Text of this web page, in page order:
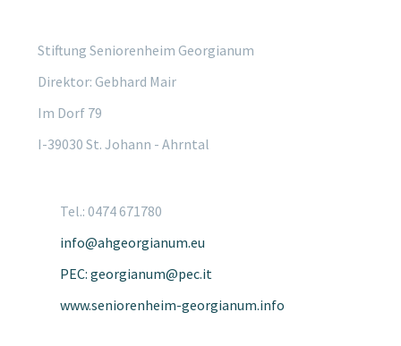
Stiftung Seniorenheim Georgianum
Direktor: Gebhard Mair
Im Dorf 79
I-39030 St. Johann - Ahrntal
Tel.: 0474 671780
info@ahgeorgianum.eu
PEC: georgianum@pec.it
www.seniorenheim-georgianum.info